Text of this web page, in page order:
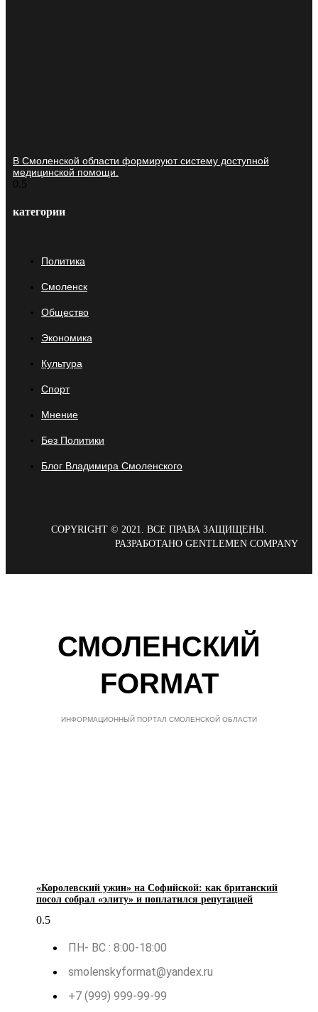
В Смоленской области формируют систему доступной
медицинской помощи.
категории
Политика
Смоленск
Общество
Экономика
Культура
Спорт
Мнение
Без Политики
Блог Владимира Смоленского
COPYRIGHT © 2021. ВСЕ ПРАВА ЗАЩИЩЕНЫ.
РАЗРАБОТАНО GENTLEMEN COMPANY
СМОЛЕНСКИЙ
FORMAT
ИНФОРМАЦИОННЫЙ ПОРТАЛ СМОЛЕНСКОЙ ОБЛАСТИ
«Королевский ужин» на Софийской: как британский
посол собрал «элиту» и поплатился репутацией
ПН- ВС : 8:00-18:00
smolenskyformat@yandex.ru
+7 (999) 999-99-99